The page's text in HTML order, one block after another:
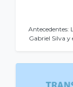
Antecedentes:
Gabriel Silva y